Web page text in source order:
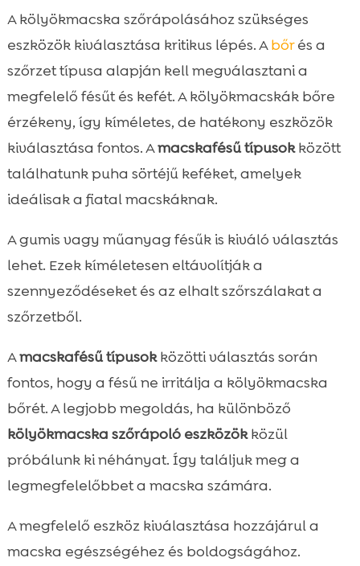
A kölyökmacska szőrápolásához szükséges
eszközök kiválasztása kritikus lépés. Abőrés a
szőrzet típusa alapján kell megválasztani a
megfelelő fésűt és kefét. A kölyökmacskák bőre
érzékeny, így kíméletes, de hatékony eszközök
kiválasztása fontos. Amacskafésű típusokközött
találhatunk puha sörtéjű keféket, amelyek
ideálisak a fiatal macskáknak.
A gumis vagy műanyag fésűk is kiváló választás
lehet. Ezek kíméletesen eltávolítják a
szennyeződéseket és az elhalt szőrszálakat a
szőrzetből.
Amacskafésű típusokközötti választás során
fontos, hogy a fésű ne irritálja a kölyökmacska
bőrét. A legjobb megoldás, ha különböző
kölyökmacska szőrápoló eszközökközül
próbálunk ki néhányat. Így találjuk meg a
legmegfelelőbbet a macska számára.
A megfelelő eszköz kiválasztása hozzájárul a
macska egészségéhez és boldogságához.